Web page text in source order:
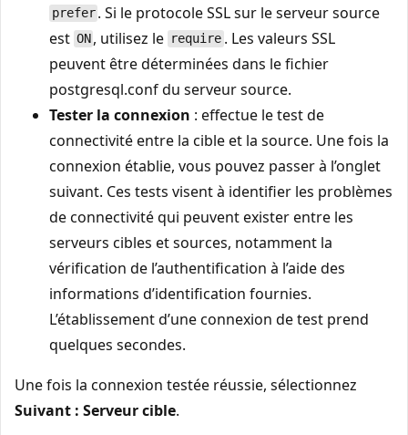
prefer . Si le protocole SSL sur le serveur source
est ON , utilisez le require . Les valeurs SSL
peuvent être déterminées dans le fichier
postgresql.conf du serveur source.
Tester la connexion : effectue le test de
connectivité entre la cible et la source. Une fois la
connexion établie, vous pouvez passer à l’onglet
suivant. Ces tests visent à identifier les problèmes
de connectivité qui peuvent exister entre les
serveurs cibles et sources, notamment la
vérification de l’authentification à l’aide des
informations d’identification fournies.
L’établissement d’une connexion de test prend
quelques secondes.
Une fois la connexion testée réussie, sélectionnez
Suivant : Serveur cible.